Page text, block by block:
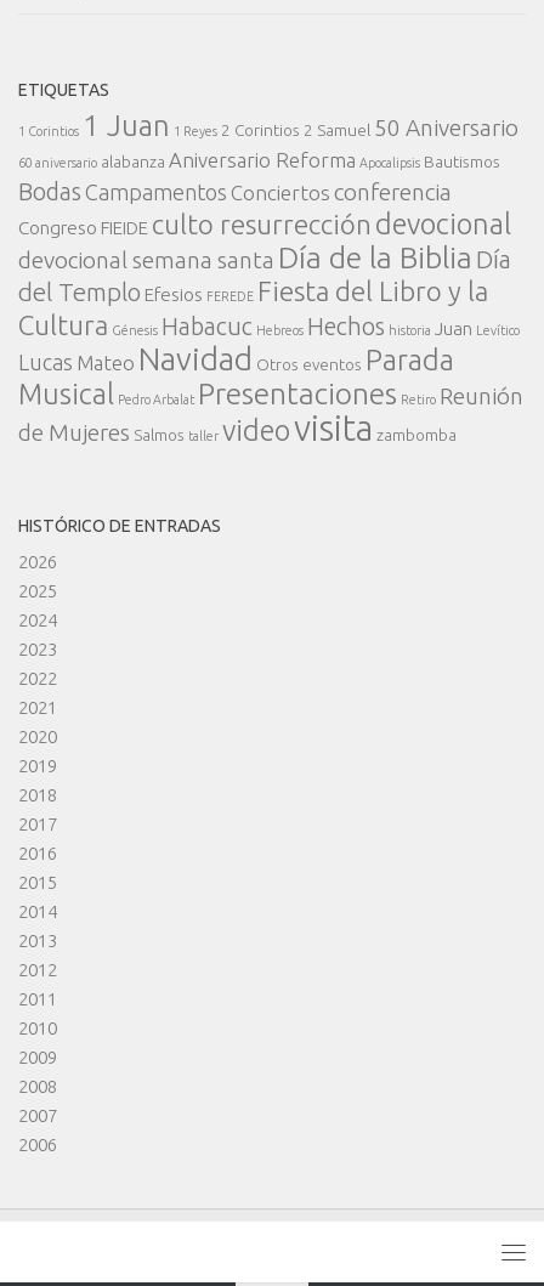
ETIQUETAS
1 Corintios 1 Juan 1 Reyes 2 Corintios 2 Samuel 50 Aniversario
60 aniversario alabanza Aniversario Reforma Apocalipsis Bautismos
Bodas Campamentos Conciertos conferencia
Congreso FIEIDE culto resurrección devocional
devocional semana santa Día de la Biblia Día
del Templo Efesios FEREDE Fiesta del Libro y la
Cultura Génesis Habacuc Hebreos Hechos historia Juan Levítico
Lucas Mateo Navidad Otros eventos Parada
Musical
Pedro Arbalat Presentaciones Retiro Reunión
de Mujeres Salmos taller videovisita zambomba
HISTÓRICO DE ENTRADAS
2026
2025
2024
2023
2022
2021
2020
2019
2018
2017
2016
2015
2014
2013
2012
2011
2010
2009
2008
2007
2006